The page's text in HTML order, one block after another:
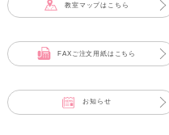
教室マップはこちら
FAXご注文用紙はこちら
お知らせ